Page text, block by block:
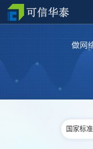
国家标准